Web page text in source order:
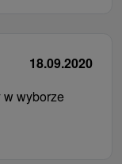
18.09.2020
w wyborze